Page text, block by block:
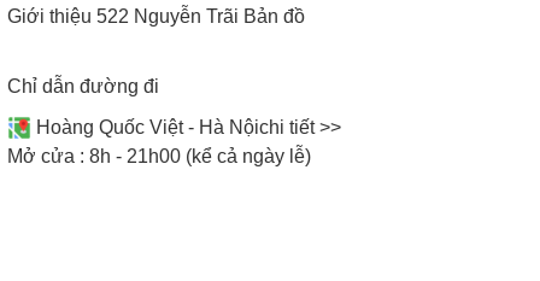
Giới thiệu 522 Nguyễn Trãi Bản đồ
Chỉ dẫn đường đi
Hoàng Quốc Việt - Hà Nộichi tiết >>
Mở cửa : 8h - 21h00 (kể cả ngày lễ)